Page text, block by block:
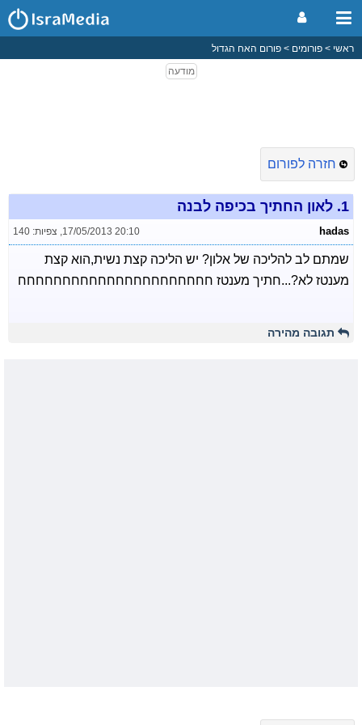
ראשי פורומים פורום האח הגדול
חזרה לפורום
1. לאון החתיך בכיפה לבנה
hadas
17/05/2013 20:10
, צפיות: 140
שמתם לב להליכה של אלון? יש הליכה קצת נשית,הוא קצת
מענטז לא?...חתיך מענטז חחחחחחחחחחחחחחחחחחחחחח
תגובה מהירה